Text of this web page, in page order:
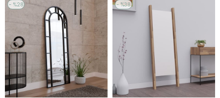
%28
%28Sale
%38
Sale